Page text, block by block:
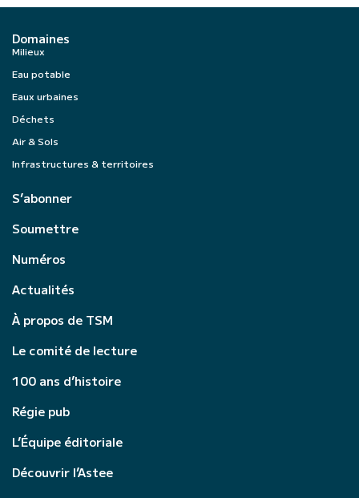
Domaines
Milieux
Eau potable
Eaux urbaines
Déchets
Air & Sols
Infrastructures & territoires
S’abonner
Soumettre
Numéros
Actualités
À propos de TSM
Le comité de lecture
100 ans d’histoire
Régie pub
L’Équipe éditoriale
Découvrir l’Astee